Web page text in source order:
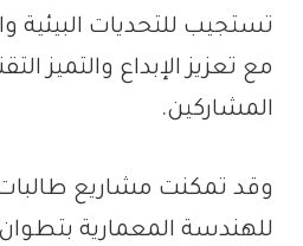
تستجيب للتحديات البيئية
مع تعزيز الإبداع والتميز
المشاركين.
وقد تمكنت مشاريع
للهندسة المعمارية